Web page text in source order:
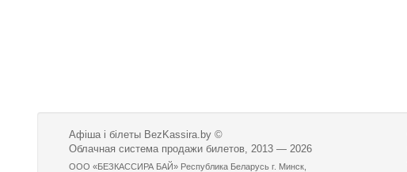
Афіша і білеты BezKassira.by ©
Облачная система продажи билетов, 2013 — 2026
ООО «БЕЗКАССИРА БАЙ» Республика Беларусь г. Минск,